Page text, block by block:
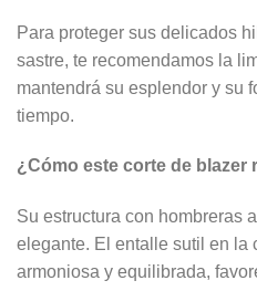
Para proteger sus delicados
sastre, te recomendamos la
mantendrá su esplendor y su
tiempo.
¿Cómo este corte de blazer
Su estructura con hombreras
elegante. El entalle sutil en la
armoniosa y equilibrada,